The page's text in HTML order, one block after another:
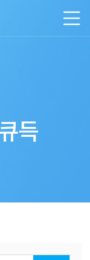
득